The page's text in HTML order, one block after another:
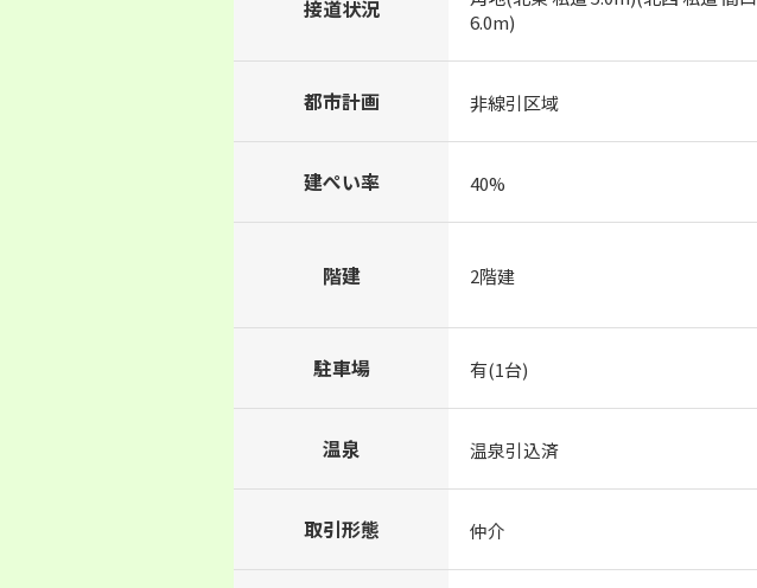
接道状況
6.0m)
都市計画 非線引区域
建ぺい率 40%
階建 2階建
駐車場 有(1台)
温泉 温泉引込済
取引形態 仲介